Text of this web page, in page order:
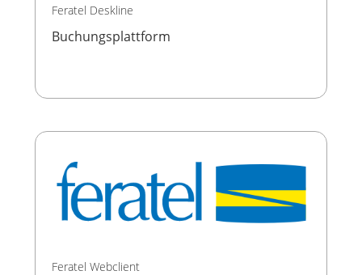
Feratel Deskline
Buchungsplattform
Feratel Webclient